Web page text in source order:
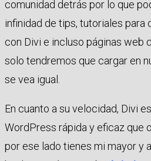
comunidad detrás por lo que
infinidad de tips, tutoriales
con Divi e incluso páginas web
solo tendremos que cargar en
se vea igual.
En cuanto a su velocidad, Divi
WordPress rápida y eficaz que
por ese lado tienes mi mayor y